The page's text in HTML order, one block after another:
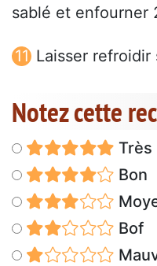
sablé et enfourner
Laisser refroidir
Notez cette
Très
Bon
Bof